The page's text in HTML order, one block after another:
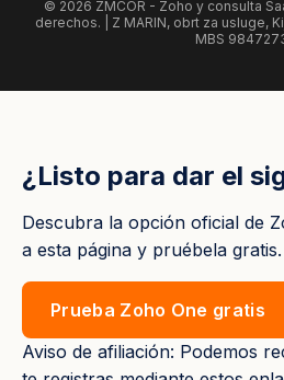
© 2026 ZMCOR - Zoho y consulta
derechos. | Z MARIN, obrt za usluge,
MBS
¿Listo para dar el
Descubra la opción oficial de
a esta página y pruébela gratis.
Prueba Zoho One gratis
Aviso de afiliación: Podemos